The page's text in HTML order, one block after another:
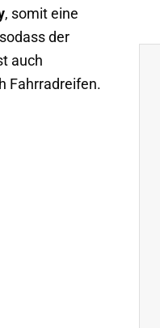
, somit eine
der
auch
Fahrradreifen.